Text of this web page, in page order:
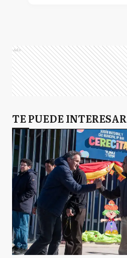
Ads
TE PUEDE INTERESAR